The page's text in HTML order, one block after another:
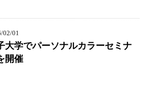
02/01
大学でパーソナルカラーセミナ
開催